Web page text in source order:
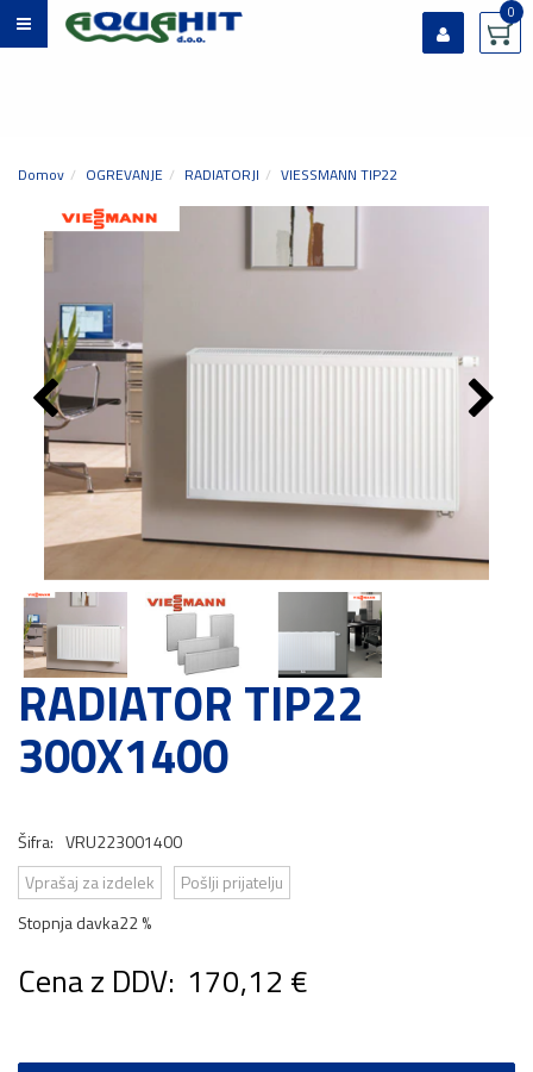
0
Domov OGREVANJE RADIATORJI VIESSMANN TIP22
RADIATOR TIP22
300X1400
Šifra: VRU223001400
Vprašaj za izdelek
Pošlji prijatelju
Stopnja davka22 %
Cena z DDV: 170,12 €